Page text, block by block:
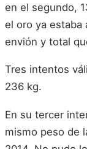
en el segundo,
el oro ya estaba
envión y total
Tres intentos
236 kg.
En su tercer
mismo peso de